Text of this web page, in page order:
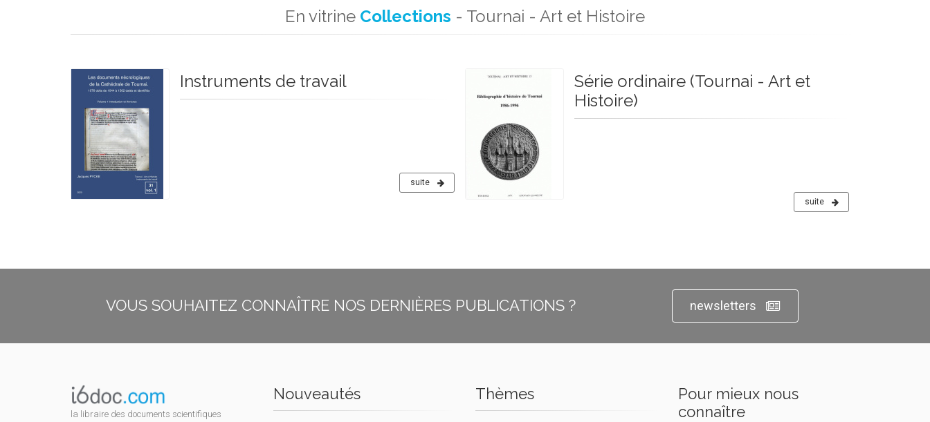
En vitrine Collections - Tournai - Art et Histoire
Instruments de travail
suite
Série ordinaire (Tournai - Art et
Histoire)
suite
VOUS SOUHAITEZ CONNAÎTRE NOS DERNIÈRES PUBLICATIONS ? newsletters
la libraire des documents scientifiques
Nouveautés Thèmes
Pour mieux nous
connaître